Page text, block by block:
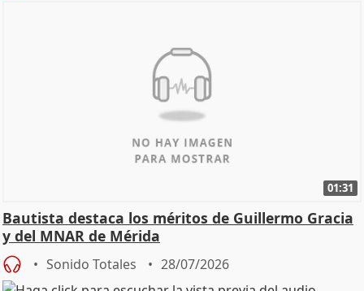
01:31
Bautista destaca los méritos de Guillermo Gracia
y del MNAR de Mérida
Sonido Totales 28/07/2026